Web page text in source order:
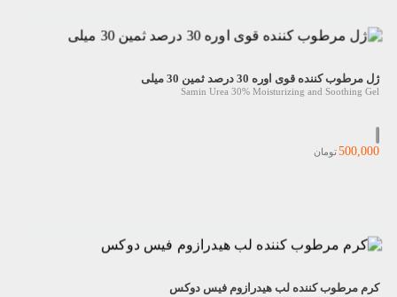
ژل مرطوب کننده قوی اوره 30 درصد ثمین 30 میلی
Samin Urea 30% Moisturizing and Soothing Gel
500,000تومان
کرم مرطوب کننده لب هیدرازوم فیس دوکس